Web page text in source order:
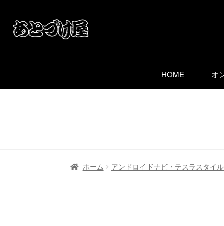
HOME オ
ホーム アンドロイドナビ・テスラスタイ